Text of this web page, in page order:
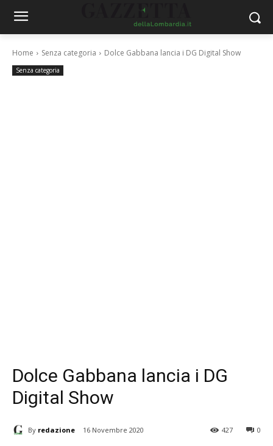
Home Senza categoria Dolce Gabbana lancia i DG Digital Show
Senza categoria
Dolce Gabbana lancia i DG
Digital Show
By redazione 16 Novembre 2020 0
427